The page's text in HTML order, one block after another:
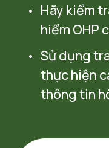
Hãy kiểm
hiểm OHP
Sử dụng
thực hiện
thông tin